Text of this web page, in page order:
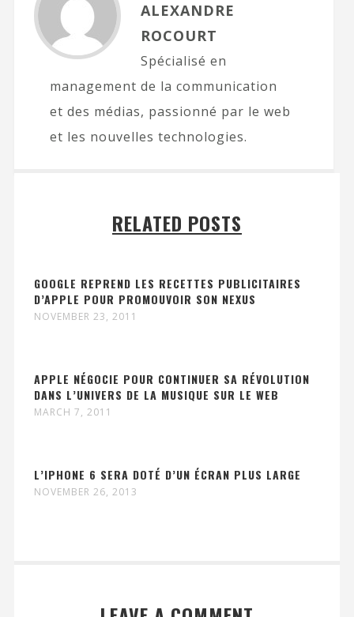
ALEXANDRE
ROCOURT
Spécialisé en
management de la communication
et des médias, passionné par le web
et les nouvelles technologies.
RELATED POSTS
GOOGLE REPREND LES RECETTES PUBLICITAIRES
D’APPLE POUR PROMOUVOIR SON NEXUS
NOVEMBER 23, 2011
APPLE NÉGOCIE POUR CONTINUER SA RÉVOLUTION
DANS L’UNIVERS DE LA MUSIQUE SUR LE WEB
MARCH 7, 2011
L’IPHONE 6 SERA DOTÉ D’UN ÉCRAN PLUS LARGE
NOVEMBER 26, 2013